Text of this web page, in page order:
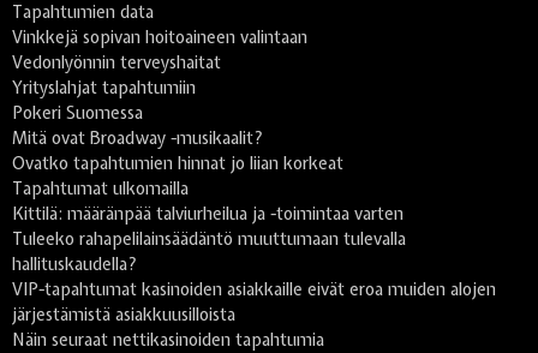
Tapahtumien data
Vinkkejä sopivan hoitoaineen valintaan
Vedonlyönnin terveyshaitat
Yrityslahjat tapahtumiin
Pokeri Suomessa
Mitä ovat Broadway -musikaalit?
Ovatko tapahtumien hinnat jo liian korkeat
Tapahtumat ulkomailla
Kittilä: määränpää talviurheilua ja -toimintaa varten
Tuleeko rahapelilainsäädäntö muuttumaan tulevalla
hallituskaudella?
VIP-tapahtumat kasinoiden asiakkaille eivät eroa muiden alojen
järjestämistä asiakkuusilloista
Näin seuraat nettikasinoiden tapahtumia